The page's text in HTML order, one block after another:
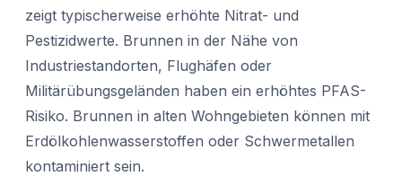
zeigt typischerweise erhöhte Nitrat- und
Pestizidwerte. Brunnen in der Nähe von
Industriestandorten, Flughäfen oder
Militärübungsgeländen haben ein erhöhtes PFAS-
Risiko. Brunnen in alten Wohngebieten können mit
Erdölkohlenwasserstoffen oder Schwermetallen
kontaminiert sein.